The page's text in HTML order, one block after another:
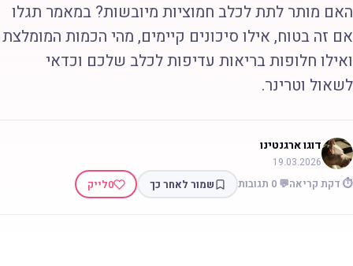
מותר לתת לכלב חמוציות מיובשות? במאמר תגלו
זה בטוח, אילו סיכונים קיימים, מהי הכמות המומלצת
חלופות בריאות עדיפות לכלב שלכם וכדאי
וטרינר.
דוגו ארגנטינו
19.03.2026
דקת קריאה💬 0 תגובות שמור לאחר כך 0לייק